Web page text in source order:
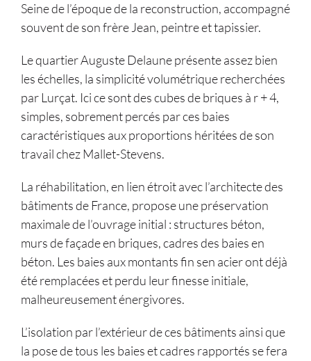
Seine de l’époque de la reconstruction, accompagné
souvent de son frère Jean, peintre et tapissier.
Le quartier Auguste Delaune présente assez bien
les échelles, la simplicité volumétrique recherchées
par Lurçat. Ici ce sont des cubes de briques à r + 4,
simples, sobrement percés par ces baies
caractéristiques aux proportions héritées de son
travail chez Mallet-Stevens.
La réhabilitation, en lien étroit avec l’architecte des
bâtiments de France, propose une préservation
maximale de l’ouvrage initial : structures béton,
murs de façade en briques, cadres des baies en
béton. Les baies aux montants fin sen acier ont déjà
été remplacées et perdu leur finesse initiale,
malheureusement énergivores.
L’isolation par l’extérieur de ces bâtiments ainsi que
la pose de tous les baies et cadres rapportés se fera